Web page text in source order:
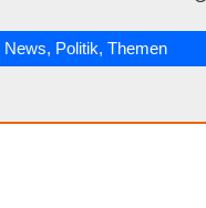
News, Politik,Themen